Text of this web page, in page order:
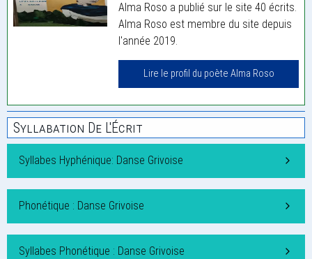
Alma Roso a publié sur le site 40 écrits.
Alma Roso est membre du site depuis
l'année 2019.
Lire le profil du poète Alma Roso
Syllabation De L'Écrit
Syllabes Hyphénique: Danse Grivoise
Phonétique : Danse Grivoise
Syllabes Phonétique : Danse Grivoise